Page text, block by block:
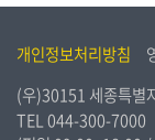
개인정보처리방침
(우)30151 세종특별
TEL044-300-7000